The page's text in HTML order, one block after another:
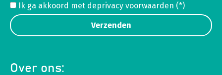
Ik ga akkoord met deprivacy voorwaarden (*)
Over ons: